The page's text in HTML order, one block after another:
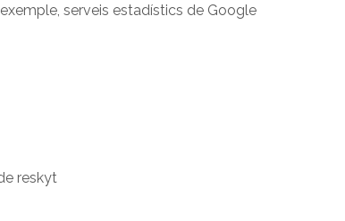
serveis estadístics de Google
reskyt